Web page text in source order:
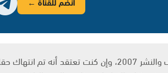
يتم الاستخدام المواد وفقًا للمادة 27 أ من قانون حقوق التأليف والنشر 2007، وإن كنت تعتقد أنه تم